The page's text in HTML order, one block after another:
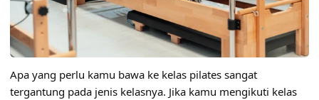
Apa yang perlu kamu bawa ke kelas pilates sangat
tergantung pada jenis kelasnya. Jika kamu mengikuti kelas